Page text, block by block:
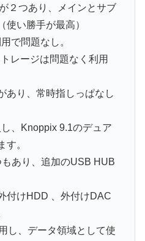
２つあり、メインとサブ
使い勝手が最高）
で問題なし。
レージは問題なく利用
あり、常時指しっぱなし
、Knoppix 9.1のデュア
す。
もあり、追加のUSB HUB
付けHDD 、外付けDAC
し、データ領域として使